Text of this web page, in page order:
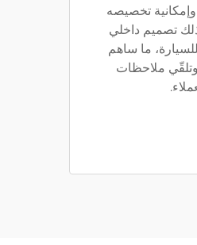
وإمكانية تخصيصه
تصميم داخلي
ما ساهم
ملاحظات